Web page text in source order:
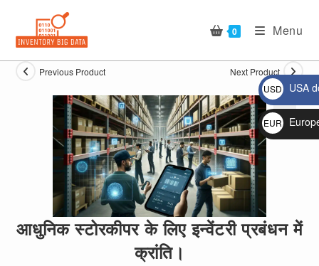
content
0 Menu
Previous Product Next Product
🔍
आधुनिक स्टोरकीपर के लिए इन्वेंटरी प्रबंधन में
क्रांति।
USD
$
USA
EUR
€